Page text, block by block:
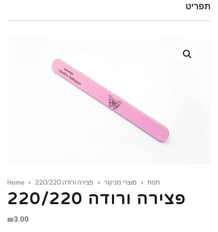
Toggle
תפריט
Home » חנות » מוצרי מניקור » פצירה ורודה 220/220
פצירה ורודה 220/220
₪3.00